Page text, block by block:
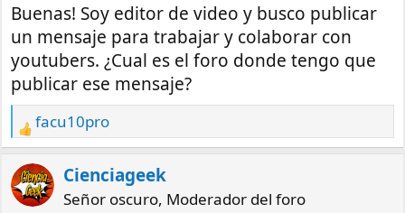
Buenas! Soy editor de video y busco publicar
un mensaje para trabajar y colaborar con
youtubers. ¿Cual es el foro donde tengo que
publicar ese mensaje?
R
e
a
c
facu10pro
Cienciageek
Señor oscuro, Moderador del foro